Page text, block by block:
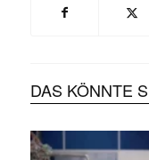
DAS KÖNNTE